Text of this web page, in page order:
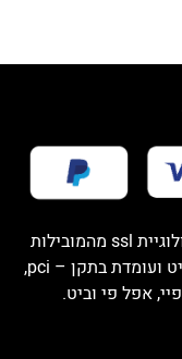
אתרינו מאובטח לרכישה באמצעות טכנולוגיית ssl מהמובילות
בעולם. הסליקה מתבצעת עם חברת זקרדיט ועומדת בתקן – pci,
אפל פי וביט.